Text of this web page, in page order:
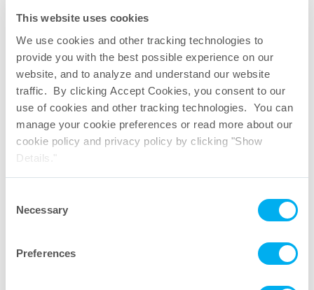
This website uses cookies
We use cookies and other tracking technologies to
provide you with the best possible experience on our
website, and to analyze and understand our website
traffic. By clicking Accept Cookies, you consent to our
use of cookies and other tracking technologies. You can
manage your cookie preferences or read more about our
cookie policy and privacy policy by clicking "Show
Details."
Selection
Necessary
Preferences